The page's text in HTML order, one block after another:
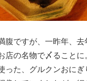
腹ですが、一昨年、去
店の名物で〆ること
った、グルクンおにぎ